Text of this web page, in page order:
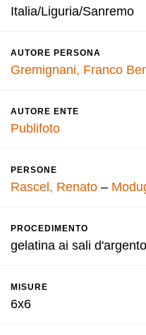
Italia/Liguria/Sanremo
AUTORE PERSONA
Gremignani, Franco
AUTORE ENTE
Publifoto
PERSONE
Rascel, Renato –
PROCEDIMENTO
gelatina ai sali
MISURE
6x6